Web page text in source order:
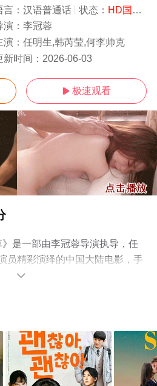
言： 汉语普通话 状态： HD国语/高清
演： 李冠蓉
演： 任明生,韩芮莹,何李帅克
新时间： 2026-06-03
 极速观看
是一部由李冠蓉导演执导，任
员精彩演绎的中国大陆电影，手
版电影就上星空影视，更多剧
